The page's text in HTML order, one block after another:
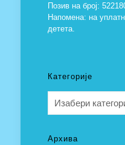
Позив на број:
Напомена: на
детета.
Категорије
Архива